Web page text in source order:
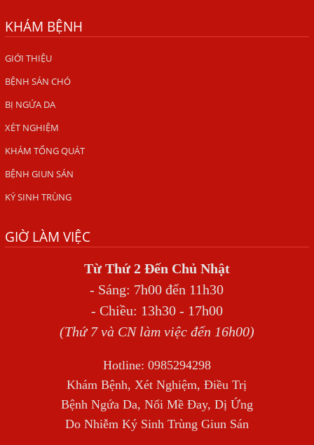
Ăn hải sản sống, coi chừng nhiễm giun sán
TỔNG QUAN VỀ KÉM HẤP THU THỨC ĂN
HÀ NỘI – NHIỄM BA LOẠI KÝ SINH TRÙNG DO THÓI QUEN
ĂN MỘT MÓN ĂN SÁNG
ẤU TRÙNG SÁN CHÓ DI CHUYỂN QUA DA GÂY NGỨA
VIÊM DA ĐỒNG TIỀN
Tại sao khám bệnh viện da liễu nhiều năm không hết
ngứa?
Địa Chỉ Chữa Bệnh Giun Sán Chó Uy Tín Tại Hà Nội
THẦN
BỆNH GIUN XOẮN
Địa Chỉ Điều Trị Bệnh Sán Dây Uy Tín Tại Hà Nội
TỔNG QUAN VỀ NHIỄM GIUN LƯƠN
Bị Ngứa Nổi Mẩn Toàn Thân Do Giun Sán, Người Phụ Nữ
NHIỄM TRÙNG NÃO DO AMIP, VIÊM MÀNG NÃO DO AMIP
BÍ QUYẾT GIÚP ĐƯỜNG RUỘT KHỎE LẠI
KHÁM BỆNH
GIỚI THIỆU
BỆNH SÁN CHÓ
BỊ NGỨA DA
XÉT NGHIỆM
KHÁM TỔNG QUÁT
BỆNH GIUN SÁN
KÝ SINH TRÙNG
GIỜ LÀM VIỆC
Từ Thứ 2 Đến Chủ Nhật
- Sáng: 7h00 đến 11h30
- Chiều: 13h30 - 17h00
(Thứ 7 và CN làm việc đến 16h00)
Hotline: 0985294298
Khám Bệnh, Xét Nghiệm, Điều Trị
Bệnh Ngứa Da, Nổi Mề Đay, Dị Ứng
Do Nhiễm Ký Sinh Trùng Giun Sán